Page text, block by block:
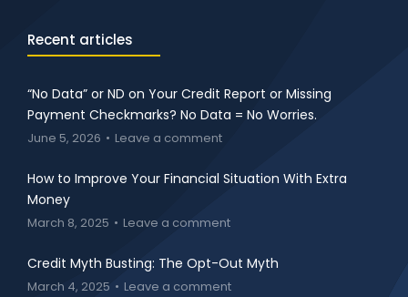
Recent articles
“No Data” or ND on Your Credit Report or Missing
Payment Checkmarks? No Data = No Worries.
June 5, 2026 Leave a comment
How to Improve Your Financial Situation With Extra
Money
March 8, 2025 Leave a comment
Credit Myth Busting: The Opt-Out Myth
March 4, 2025 Leave a comment